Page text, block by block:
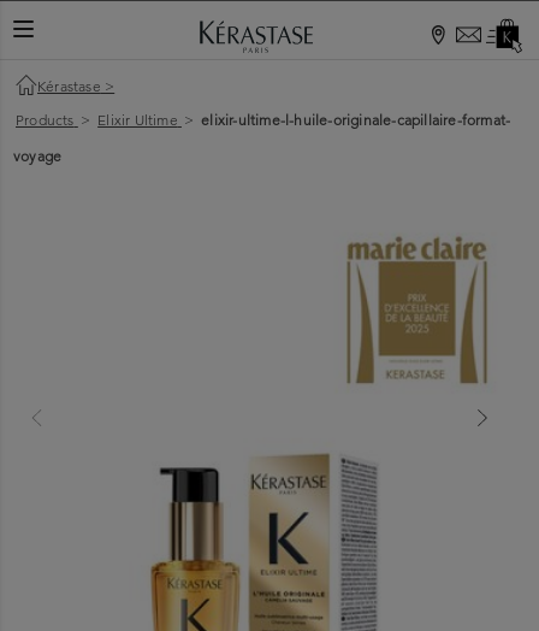
TOGGLE NAVIGATION
Kérastase >
Products > Elixir Ultime > elixir-ultime-l-huile-originale-capillaire-format-
voyage